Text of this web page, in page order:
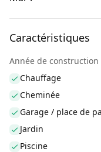
Caractéristiques
Année de construction
Chauffage
Cheminée
Garage / place de
Jardin
Piscine